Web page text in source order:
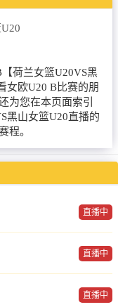
荷兰女篮U20VS黑
女欧U20 B比赛的朋
为您在本页面索引
黑山女篮U20直播的
程。
直播中
直播中
直播中